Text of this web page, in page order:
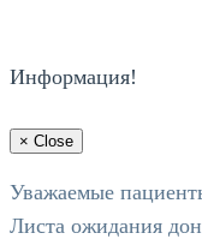
Информация!
× Close
Уважаемые
Листа ожидания